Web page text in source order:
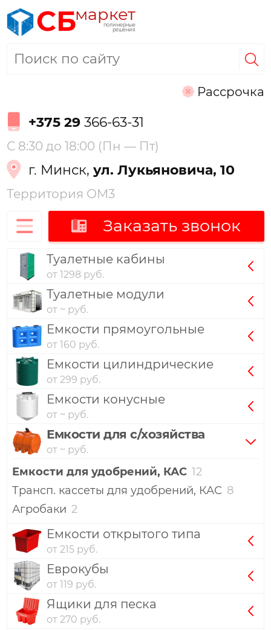
СБмаркет
полимерные
решения
Рассрочка
+375 29 366-63-31
С 8:30 до 18:00 (Пн — Пт)
г. Минск,ул. Лукьяновича, 10
Территория ОМ3
Заказать звонок
Туалетные кабины
от 1298 руб.
Туалетные модули
от ~ руб.
Емкости прямоугольные
от 160 руб.
Емкости цилиндрические
от 299 руб.
Емкости конусные
от ~ руб.
Емкости для с/хозяйства
от ~ руб.
Емкости для удобрений, КАС 12
Трансп. кассеты для удобрений, КАС 8
Агробаки 2
Емкости открытого типа
от 215 руб.
Еврокубы
от 119 руб.
Ящики для песка
от 270 руб.